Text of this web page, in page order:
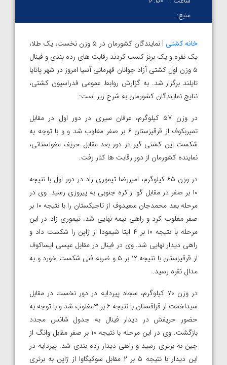
منبع:
خانه کشتی
| نمایندگان کشورمان در ۵ وزن نخست، یک طلا،
یک نقره و یک برنز کسب کردند رقابت های رده بندی و فینال
۵ وزن اول کشتی آزاد جوانان قهرمانی آسیا امروز در شهر پاتایا
تایلند برگزار شد. به گزارش روابط عمومی فدراسیون کشتی،
نتایج نمایندگان کشورمان به شرح زیر است:
در وزن ۵۷ کیلوگرم، عرفان سیری در دور اول در مقابل
تمیربکوف از قرقیزستان ۶ بر صفر مغلوب شد و و با توجه به
شکست این کشتی گیر در دور بعد مقابل حریف مغولستانی،
نماینده کشورمان از دور رقابت ها کنار رفت.
در وزن ۶۵ کیلوگرم، امیررضا تیموری زاد در دور اول با نتیجه
۱۰ بر صفر در مقابل گو از کره جنوبی به پیروزی رسید. وی در
مرحله بعد محمدجان سعیدوف از تاجیکستان را با نتیجه ۱۰ بر
صفر مغلوب کرد و راهی نیمه نهایی شد. تیموری زاد در این
مرحله با نتیجه ۱۰ بر ۴ ایتا شیمودا از ژاپن را شکست داد و
راهی دیدار نهایی شد. وی در فینال در مقابل عیسی ایساکوف
از قرقیزستان با نتیجه ۱۲ بر ۵ و ضربه فنی شکست خورد و به
مدال نقره رسید.
در وزن ۷۰ کیلوگرم، سجاد پیردایه در دور نخست در مقابل
سیداخمت از قزاقستان با نتیجه ۶ بر ۳مغلوب شد و با توجه به
حضور حریفش در دیدار فینال به جدول شانس مجدد
بازگشت. وی در این مرحله با نتیجه ۱۰ بر صفر مقابل وانگ از
چین به برتری رسید و راهی دیدار رده بندی شد. پیردایه در
این دیدار با نتیجه ۵ بر ۲ مقابل سوکیگاوا از ژاپن به برتری